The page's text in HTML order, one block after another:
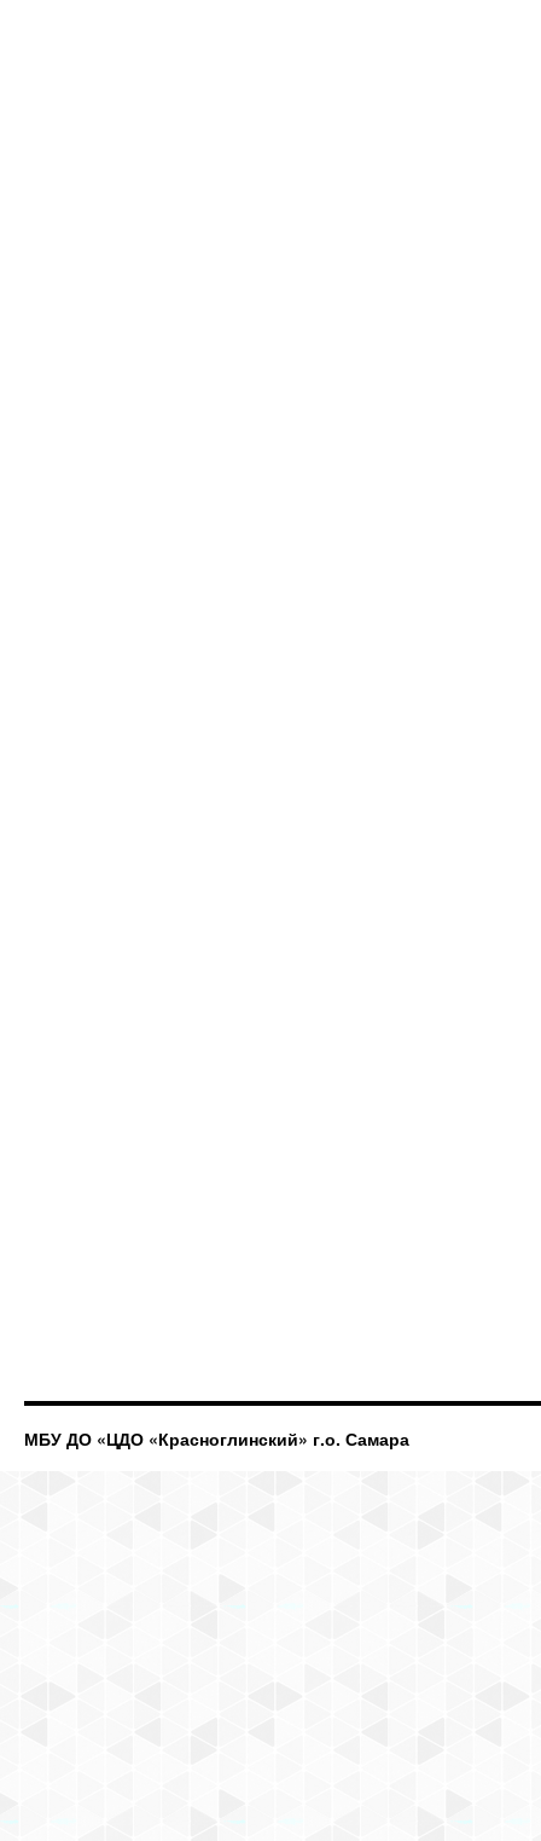
МБУ ДО «ЦДО «Красноглинский» г.о. Самара